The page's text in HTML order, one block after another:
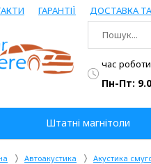
Автоакустика Акустика
ГАРАНТІЇ ДОСТАВКА
час
Пн-Пт:
Штатні магнітоли